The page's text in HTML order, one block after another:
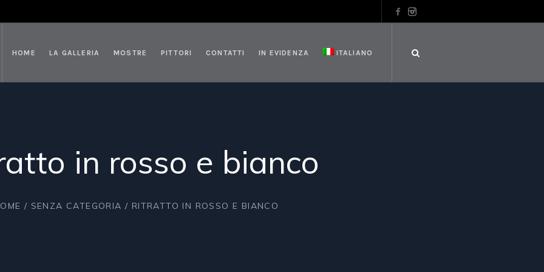
HOME LA GALLERIA MOSTRE PITTORI CONTATTI IN EVIDENZA ITALIANO
in rosso e bianco
/ SENZA CATEGORIA / RITRATTO IN ROSSO E BIANCO